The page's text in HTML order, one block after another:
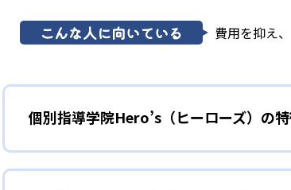
こんな人に向いている 費用を抑え
個別指導学院Hero’s（ヒーローズ）の
01 家計に優しく低価格